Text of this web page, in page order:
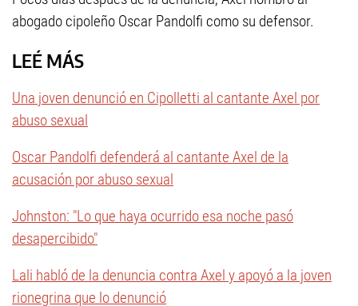
abogado cipoleño Oscar Pandolfi como su defensor.
LEÉ MÁS
Una joven denunció en Cipolletti al cantante Axel por
abuso sexual
Oscar Pandolfi defenderá al cantante Axel de la
acusación por abuso sexual
Johnston: "Lo que haya ocurrido esa noche pasó
desapercibido"
Lali habló de la denuncia contra Axel y apoyó a la joven
rionegrina que lo denunció